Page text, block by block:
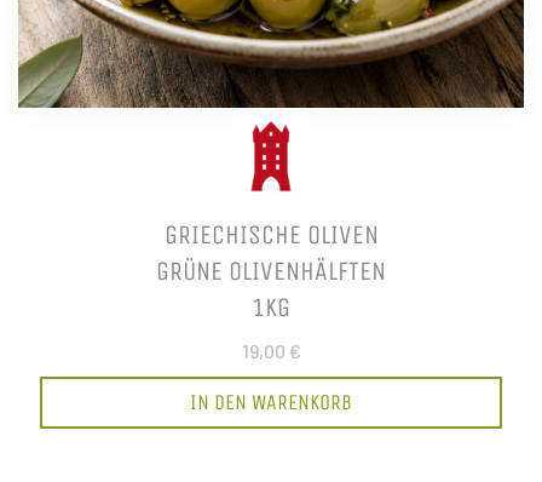
GRIECHISCHE OLIVEN
GRÜNE OLIVENHÄLFTEN
1KG
19,00 €
IN DEN WARENKORB